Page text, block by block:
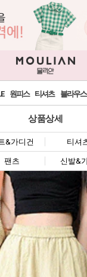
원피스 티셔츠 블라우스
상품상세
&가디건 티셔
팬츠 신발&